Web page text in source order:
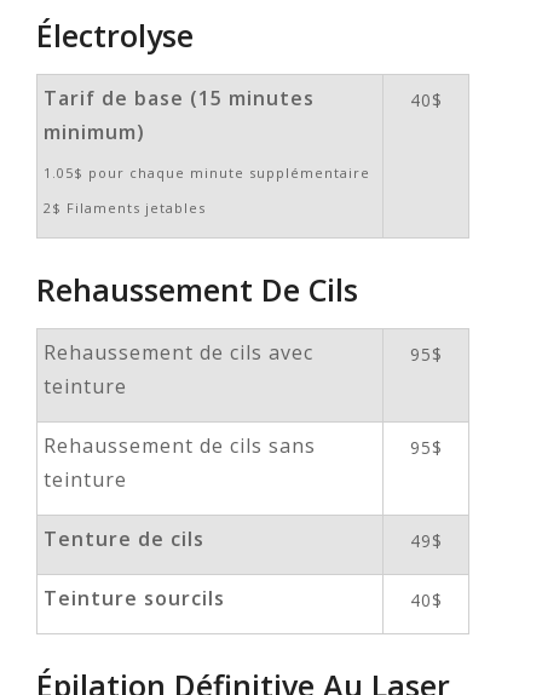
Électrolyse
Tarif de base (15 minutes
minimum)
1.05$ pour chaque minute supplémentaire
2$ Filaments jetables
40$
Rehaussement De Cils
Rehaussement de cils avec
teinture
95$
Rehaussement de cils sans
teinture
95$
Tenture de cils 49$
Teinture sourcils 40$
Épilation Définitive Au Laser